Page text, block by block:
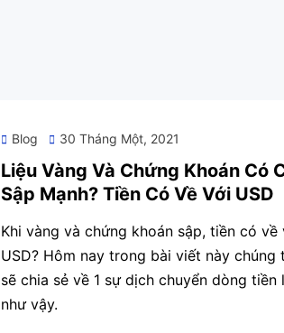
Blog
Posted
on
30 Tháng Một, 2021
Liệu Vàng Và Chứng Khoán Có
Sập Mạnh? Tiền Có Về Với USD
Khi vàng và chứng khoán sập, tiền có về
USD? Hôm nay trong bài viết này chúng
sẽ chia sẻ về 1 sự dịch chuyển dòng tiền
như vậy.